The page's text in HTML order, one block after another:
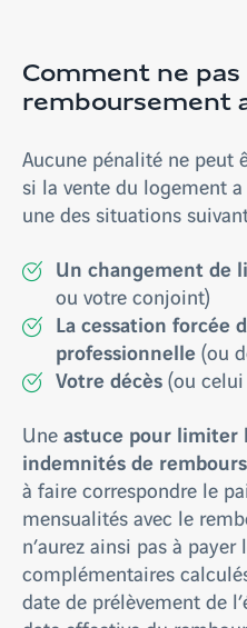
Comment ne
remboursement
Aucune pénalité ne peut
si la vente du logement
une des situations
Un changement de
ou votre conjoint)
La cessation forcée
professionnelle(ou
Votre décès(ou
Uneastuce pour limiter
indemnités de
à fairecorrespondre le
mensualités avec le
n’aurez ainsi pas à
complémentaires
date de prélèvement de